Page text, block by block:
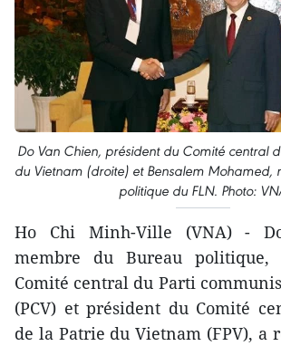
Do Van Chien, président du Comité central
du Vietnam (droite) et Bensalem Mohamed,
politique du FLN. Photo:
Ho Chi Minh-Ville (VNA) -
membre du Bureau politique,
Comité central du Parti
(PCV) et président du Comité
de la Patrie du Vietnam (FPV), a